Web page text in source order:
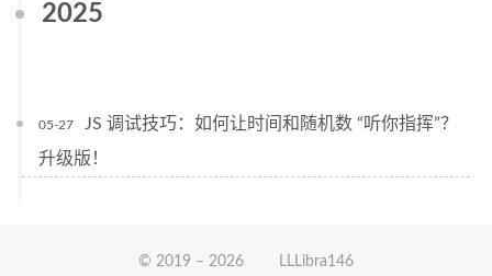
2025
05-27
JS 调试技巧：如何让时间和随机数 “听你指挥”？
升级版！
© 2019 –2026
LLLibra146